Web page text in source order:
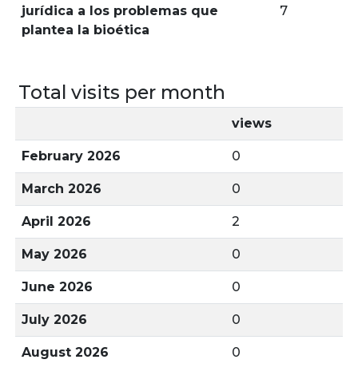
jurídica a los problemas que
plantea la bioética
7
Total visits per month
views
February 2026 0
March 2026 0
April 2026 2
May 2026 0
June 2026 0
July 2026 0
August 2026 0